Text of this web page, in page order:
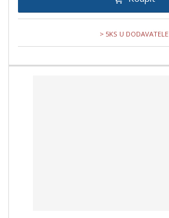
> 5KS U DODAVATELE